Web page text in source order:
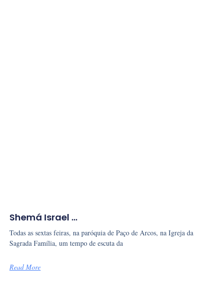
Shemá Israel …
Todas as sextas feiras, na paróquia de Paço de Arcos, na Igreja da
Sagrada Família, um tempo de escuta da
Read More